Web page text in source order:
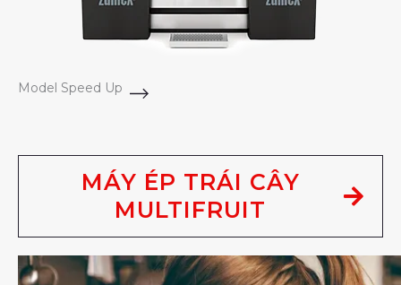
Model Speed Up
MÁY ÉP TRÁI CÂY
MULTIFRUIT